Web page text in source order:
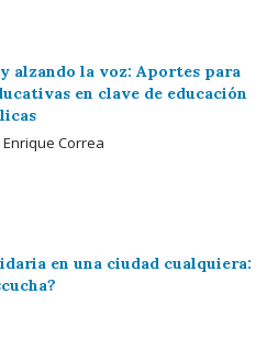
alzando la voz: Aportes para
en clave de educación
Correa
en una ciudad cualquiera: